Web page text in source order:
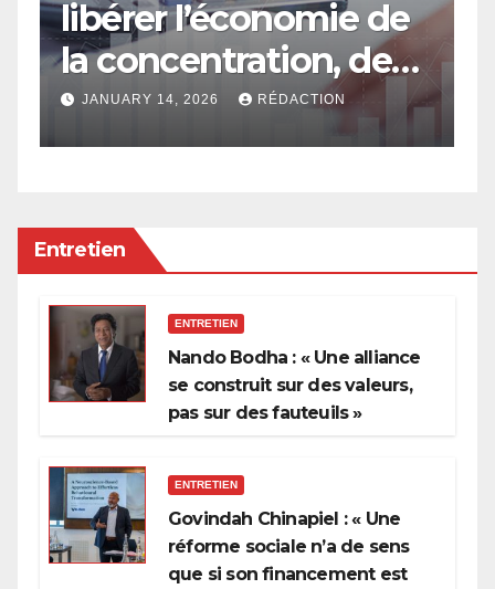
libérer l’économie de
la concentration, de
l’oligarchie et des
privilèges hérités
JANUARY 14, 2026 RÉDACTION
Entretien
ENTRETIEN
Nando Bodha : « Une alliance
se construit sur des valeurs,
pas sur des fauteuils »
ENTRETIEN
Govindah Chinapiel : « Une
réforme sociale n’a de sens
que si son financement est